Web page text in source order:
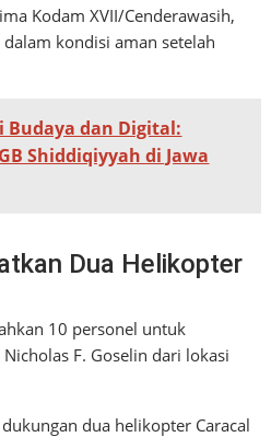
Kodam XVII/Cenderawasih,
kondisi aman setelah
Budaya dan Digital:
Shiddiqiyyah di Jawa
Dua Helikopter
10 personel untuk
F. Goselin dari lokasi
dua helikopter Caracal